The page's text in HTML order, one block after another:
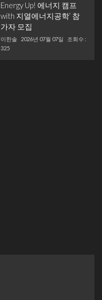
Energy Up! 에너지 캠프
with 지열에너지공학’ 참
가자 모집
이한솔 2026년 07월 07일
조회수 :
325